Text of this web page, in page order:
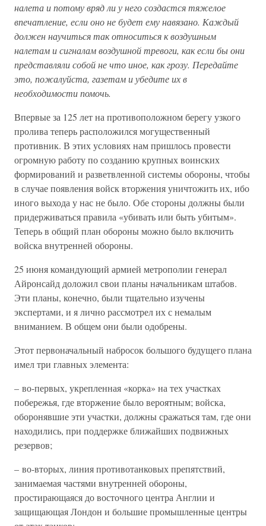
налета и потому вряд ли у него создастся тяжелое
впечатление, если оно не будет ему навязано. Каждый
должен научиться так относиться к воздушным
налетам и сигналам воздушной тревоги, как если бы они
представляли собой не что иное, как грозу. Передайте
это, пожалуйста, газетам и убедите их в
необходимости помочь.
Впервые за 125 лет на противоположном берегу узкого
пролива теперь расположился могущественный
противник. В этих условиях нам пришлось провести
огромную работу по созданию крупных воинских
формирований и разветвленной системы обороны, чтобы
в случае появления войск вторжения уничтожить их, ибо
иного выхода у нас не было. Обе стороны должны были
придерживаться правила «убивать или быть убитым».
Теперь в общий план обороны можно было включить
войска внутренней обороны.
25 июня командующий армией метрополии генерал
Айронсайд доложил свои планы начальникам штабов.
Эти планы, конечно, были тщательно изучены
экспертами, и я лично рассмотрел их с немалым
вниманием. В общем они были одобрены.
Этот первоначальный набросок большого будущего плана
имел три главных элемента:
– во-первых, укрепленная «корка» на тех участках
побережья, где вторжение было вероятным; войска,
оборонявшие эти участки, должны сражаться там, где они
находились, при поддержке ближайших подвижных
резервов;
– во-вторых, линия противотанковых препятствий,
занимаемая частями внутренней обороны,
простирающаяся до восточного центра Англии и
защищающая Лондон и большие промышленные центры